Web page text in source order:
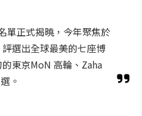
單正式揭曉，今年聚焦於
選出全球最美的七座博
東京MoN 高輪、Zaha
。